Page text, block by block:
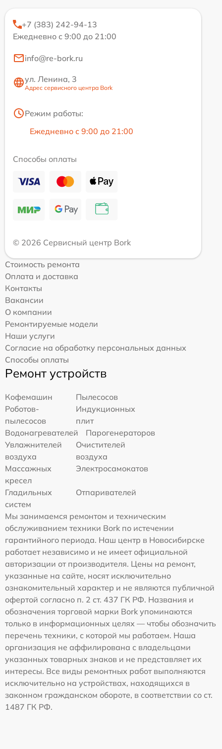
+7 (383) 242-94-13
Ежедневно с 9:00 до 21:00
info@re-bork.ru
ул. Ленина, 3
Адрес сервисного центра Bork
Режим работы:
Ежедневно с 9:00 до 21:00
Способы оплаты
© 2026 Сервисный центр Bork
Стоимость ремонта
Оплата и доставка
Контакты
Вакансии
О компании
Ремонтируемые модели
Наши услуги
Согласие на обработку персональных данных
Способы оплаты
Ремонт устройств
Кофемашин
Пылесосов
Роботов-
пылесосов
Индукционных
плит
Водонагревателей
Парогенераторов
Увлажнителей
воздуха
Очистителей
воздуха
Массажных
кресел
Электросамокатов
Гладильных
систем
Отпаривателей
Мы занимаемся ремонтом и техническим
обслуживанием техники Bork по истечении
гарантийного периода. Наш центр в Новосибирске
работает независимо и не имеет официальной
авторизации от производителя. Цены на ремонт,
указанные на сайте, носят исключительно
ознакомительный характер и не являются публичной
офертой согласно п. 2 ст. 437 ГК РФ. Названия и
обозначения торговой марки Bork упоминаются
только в информационных целях — чтобы обозначить
перечень техники, с которой мы работаем. Наша
организация не аффилирована с владельцами
указанных товарных знаков и не представляет их
интересы. Все виды ремонтных работ выполняются
исключительно на устройствах, находящихся в
законном гражданском обороте, в соответствии со ст.
1487 ГК РФ.